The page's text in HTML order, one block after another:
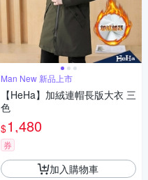
Man New 新品上市
【HeHa】加絨連帽長版大衣 三
色
$1,480
券
加入購物車